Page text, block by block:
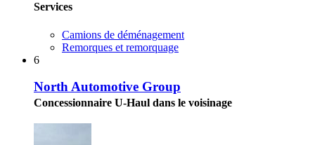
Services
Camions de déménagement
Remorques et remorquage
6
North Automotive Group
Concessionnaire U-Haul dans le voisinage